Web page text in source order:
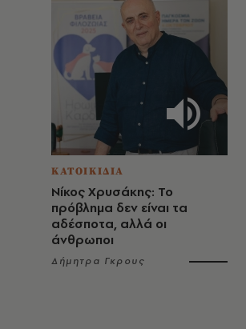
ΚΑΤΟΙΚΙΔΙΑ
Νίκος Χρυσάκης: Το
πρόβλημα δεν είναι τα
αδέσποτα, αλλά οι
άνθρωποι
Δήμητρα Γκρους